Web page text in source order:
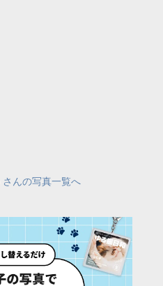
さんの写真一覧へ